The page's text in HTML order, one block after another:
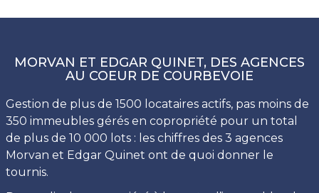
MORVAN ET EDGAR QUINET, DES AGENCES
AU COEUR DE COURBEVOIE
Gestion de plus de 1500 locataires actifs, pas moins de
350 immeubles gérés en copropriété pour un total
de plus de 10 000 lots : les chiffres des 3 agences
Morvan et Edgar Quinet ont de quoi donner le
tournis.